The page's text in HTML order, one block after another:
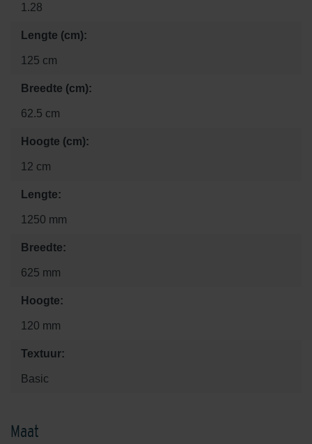
1.28
Lengte (cm):
125 cm
Breedte (cm):
62.5 cm
Hoogte (cm):
12 cm
Lengte:
1250 mm
Breedte:
625 mm
Hoogte:
120 mm
Textuur:
Basic
Maat